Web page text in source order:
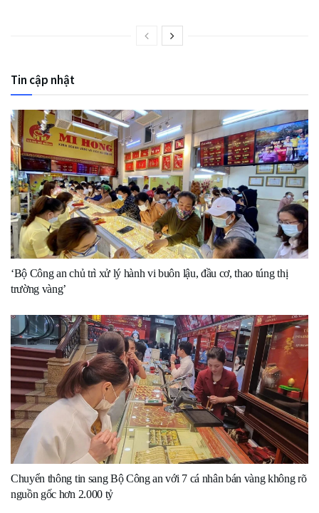
Tin cập nhật
‘Bộ Công an chủ trì xử lý hành vi buôn lậu, đầu cơ, thao túng thị
trường vàng’
Chuyển thông tin sang Bộ Công an với 7 cá nhân bán vàng không rõ
nguồn gốc hơn 2.000 tỷ